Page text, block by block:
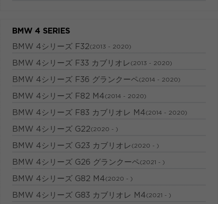
BMW 4 SERIES
BMW 4シリーズ F32(2013 - 2020)
BMW 4シリーズ F33 カブリオレ (2013 - 2020)
BMW 4シリーズ F36 グランクーペ(2014 - 2020)
BMW 4シリーズ F82 M4(2014 - 2020)
BMW 4シリーズ F83 カブリオレ M4(2014 - 2020)
BMW 4シリーズ G22(2020 - )
BMW 4シリーズ G23 カブリオレ (2020 - )
BMW 4シリーズ G26 グランクーペ(2021 - )
BMW 4シリーズ G82 M4(2020 - )
BMW 4シリーズ G83 カブリオレ M4(2021 - )